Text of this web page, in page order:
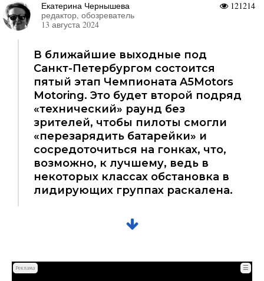
121214
Екатерина Чернышева
редактор, обозреватель
13 августа 2024
В ближайшие выходные под
Санкт-Петербургом состоится
пятый этап Чемпионата A5Motors
Motoring. Это будет второй подряд
«технический» раунд без
зрителей, чтобы пилоты смогли
«перезарядить батарейки» и
сосредоточиться на гонках, что,
возможно, к лучшему, ведь в
некоторых классах обстановка в
лидирующих группах раскалена.
Реклама ☰